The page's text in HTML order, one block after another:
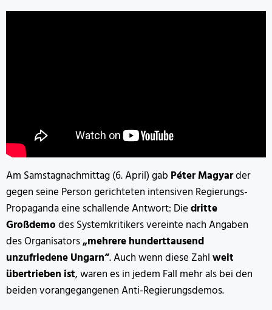
Am Samstagnachmittag (6. April) gab Péter Magyarder
gegen seine Person gerichteten intensiven Regierungs-
Propaganda eine schallende Antwort: Diedritte
Großdemodes Systemkritikers vereinte nach Angaben
des Organisators„mehrere hunderttausend
unzufriedene Ungarn“. Auch wenn diese Zahlweit
übertrieben ist, waren es in jedem Fall mehr als bei den
beiden vorangegangenen Anti-Regierungsdemos.